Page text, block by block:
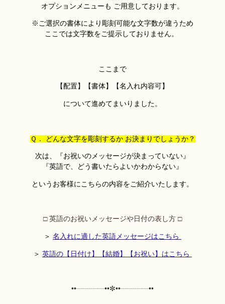
オプションメニューも ご用意しております。
※ご選択の書体により彫刻可能な文字数が違うため
ここでは文字数をご提示しておりません。
ここまで
【配置】【書体】【名入れ内容可】
について進めてまいりました。
Ｑ． どんな文字を彫刻するか お決まりでしょうか？
次は、『お祝いのメッセージが決まっていない』
『英語で、どう書いたらよいかわからない』
というお客様にこちらの内容をご紹介いたします。
□ 英語のお祝いメッセージや日付の表し方 □
＞ 名入れに適した英語メッセージはこちら
＞ 英語の【日付け】【結婚】【お祝い】はこちら
••┈┈┈┈••✼••┈┈┈┈••